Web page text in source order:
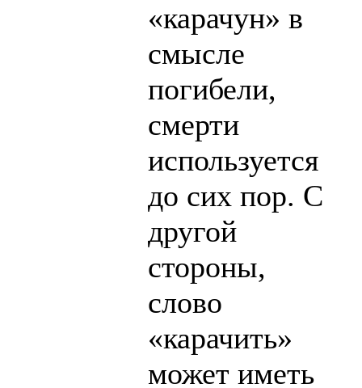
«карачун» в
смысле
погибели,
смерти
используется
до сих пор. С
другой
стороны,
слово
«карачить»
может иметь